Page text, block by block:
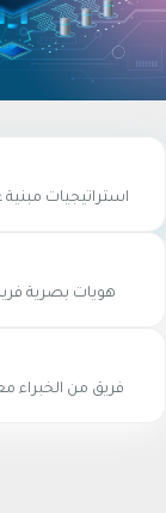
استراتيجيات مبنية
هويات بصرية
فريق من الخبراء